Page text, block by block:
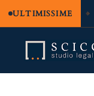
ULTIMISSIME
e regresso
contenuto